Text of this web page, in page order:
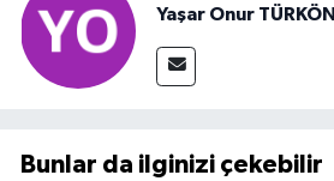
Yaşar Onur TÜRKÖN
Bunlar da ilginizi çekebilir